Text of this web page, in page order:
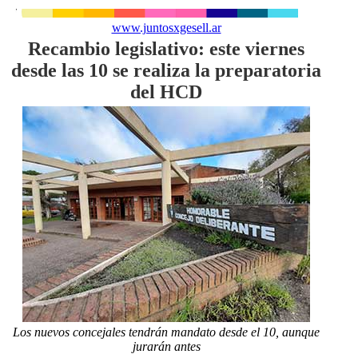
www.juntosxgesell.ar
Recambio legislativo: este viernes
desde las 10 se realiza la preparatoria
del HCD
Los nuevos concejales tendrán mandato desde el 10, aunque
jurarán antes